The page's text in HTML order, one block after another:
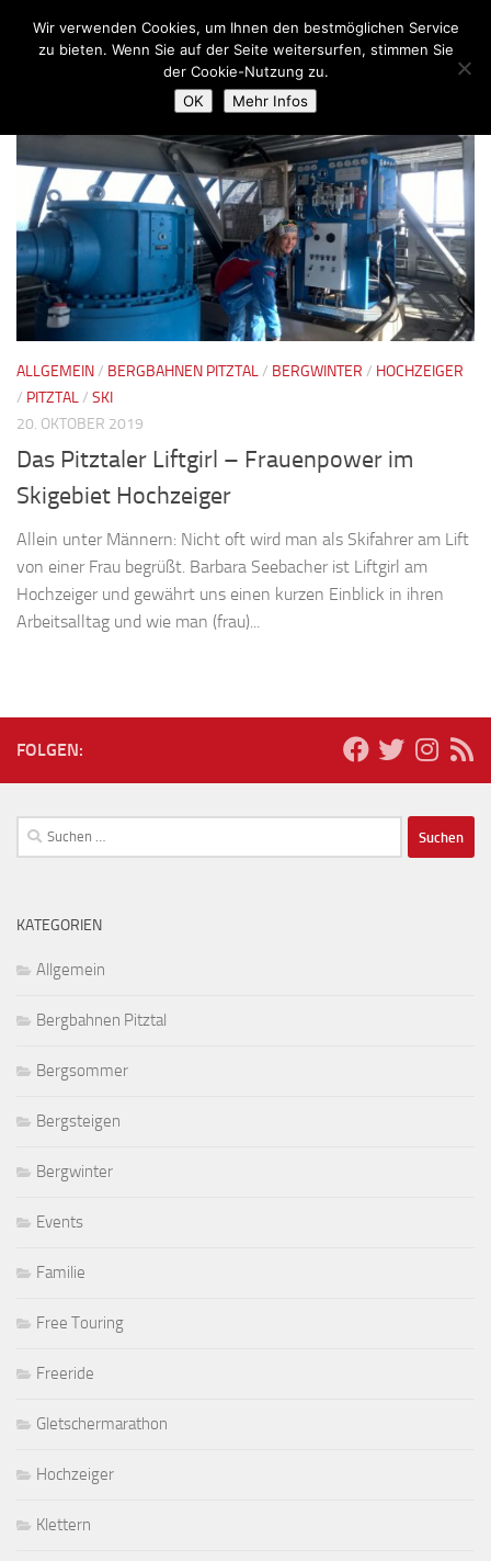
Zum Inhalt springen
LIFTGIRL
ALLGEMEIN/ BERGBAHNEN PITZTAL/ BERGWINTER / HOCHZEIGER
/ PITZTAL/ SKI
20. OKTOBER 2019
Das Pitztaler Liftgirl – Frauenpower im
Skigebiet Hochzeiger
Allein unter Männern: Nicht oft wird man als Skifahrer am Lift
von einer Frau begrüßt. Barbara Seebacher ist Liftgirl am
Hochzeiger und gewährt uns einen kurzen Einblick in ihren
Arbeitsalltag und wie man (frau)...
FOLGEN:
Suchen
nach:
KATEGORIEN
Allgemein
Bergbahnen Pitztal
Bergsommer
Bergsteigen
Bergwinter
Events
Familie
Free Touring
Freeride
Gletschermarathon
Hochzeiger
Klettern
Wir verwenden Cookies, um Ihnen den bestmöglichen Service
zu bieten. Wenn Sie auf der Seite weitersurfen, stimmen Sie
der Cookie-Nutzung zu.
OK
Mehr Infos